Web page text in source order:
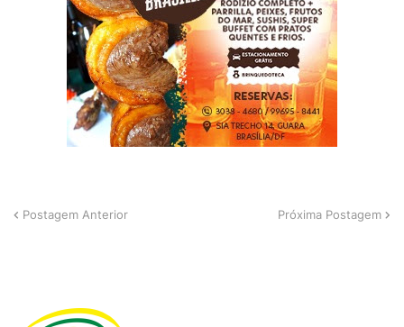
Postagem Anterior Próxima Postagem